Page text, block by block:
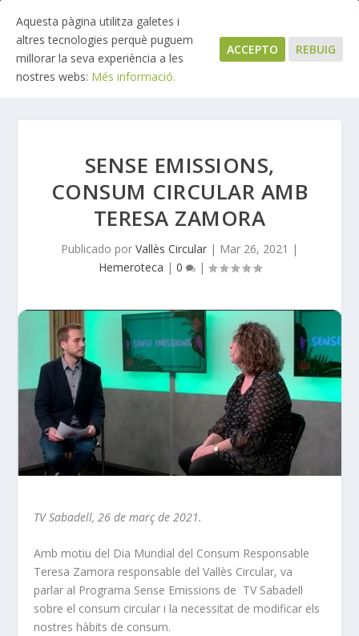
SENSE EMISSIONS,
CONSUM CIRCULAR AMB
TERESA ZAMORA
Publicado por Vallès Circular | Mar 26, 2021 |
Hemeroteca | 0 |
TV Sabadell, 26 de març de 2021.
Amb motiu del Dia Mundial del Consum Responsable
Teresa Zamora responsable del Vallès Circular, va
parlar al Programa Sense Emissions de TV Sabadell
sobre el consum circular i la necessitat de modificar els
nostres hàbits de consum.
Aquesta pàgina utilitza galetes i
altres tecnologies perquè puguem
millorar la seva experiència a les
nostres webs: Més informació.
ACCEPTO REBUIG